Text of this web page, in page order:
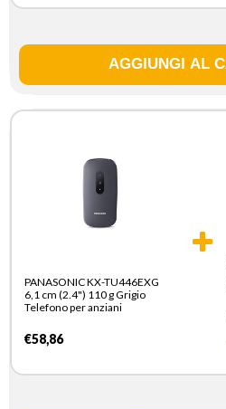
PANASONIC KX-TU446EXG
6,1 cm (2.4") 110 g Grigio
Telefono per anziani
€58,86